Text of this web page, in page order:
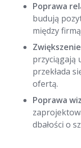
Poprawa
budują
między
przyciągają
przekłada
ofertą.
Poprawa
dbałości o